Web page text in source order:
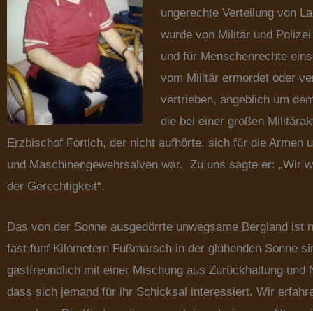
ungerechte Verteilung von
wurde von Militär und
und für Menschenrechte
vom Militär ermordet oder
vertrieben, angeblich um
die bei einer großen
Erzbischof Fortich, der nicht aufhörte, sich für die Armen
und Maschinengewehrsalven war. Zu uns sagte er: „Wir
der Gerechtigkeit“.
Das von der Sonne ausgedörrte unwegsame Bergland
fast fünf Kilometern Fußmarsch in der glühenden Sonne
gastfreundlich mit einer Mischung aus Zurückhaltung
dass sich jemand für ihr Schicksal interessiert. Wir